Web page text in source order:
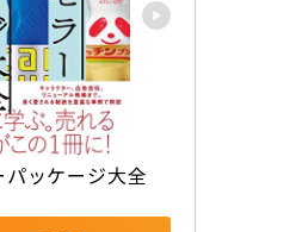
ッケージ大全